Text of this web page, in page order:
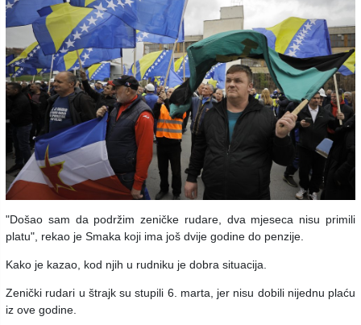
"Došao sam da podržim zeničke rudare, dva mjeseca nisu primili
platu", rekao je Smaka koji ima još dvije godine do penzije.
Kako je kazao, kod njih u rudniku je dobra situacija.
Zenički rudari u štrajk su stupili 6. marta, jer nisu dobili nijednu plaću
iz ove godine.